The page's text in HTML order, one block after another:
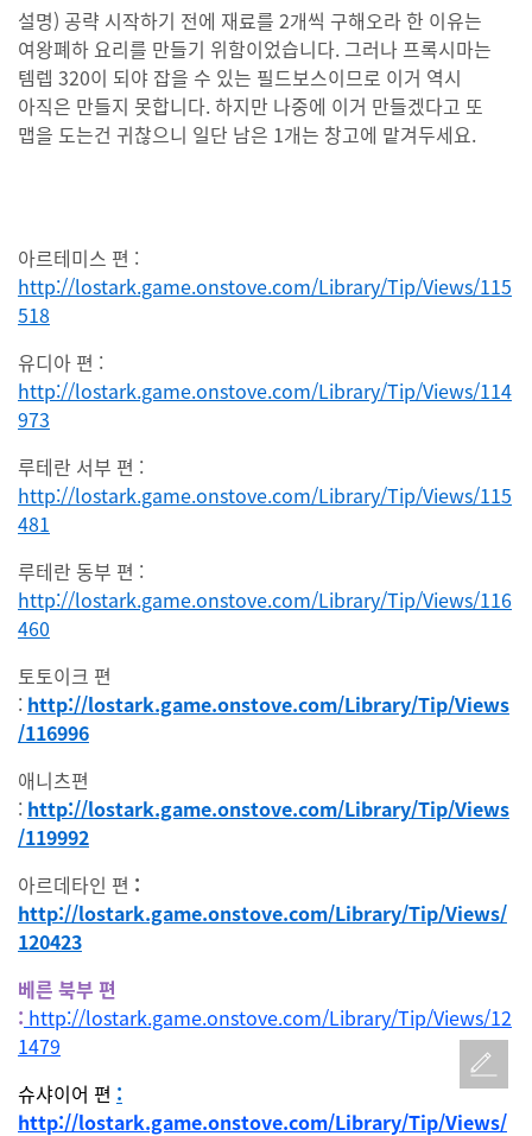
설명) 공략 시작하기 전에 재료를 2개씩 구해오라 한 이유는
여왕폐하 요리를 만들기 위함이었습니다. 그러나 프록시마는
템렙 320이 되야 잡을 수 있는 필드보스이므로 이거 역시
아직은 만들지 못합니다. 하지만 나중에 이거 만들겠다고 또
맵을 도는건 귀찮으니 일단 남은 1개는 창고에 맡겨두세요.
아르테미스 편 :
http://lostark.game.onstove.com/Library/Tip/Views/115
518
유디아 편 :
http://lostark.game.onstove.com/Library/Tip/Views/114
973
루테란 서부 편 :
http://lostark.game.onstove.com/Library/Tip/Views/115
481
루테란 동부 편 :
http://lostark.game.onstove.com/Library/Tip/Views/116
460
토토이크 편
: http://lostark.game.onstove.com/Library/Tip/Views
/116996
애니츠편
: http://lostark.game.onstove.com/Library/Tip/Views
/119992
아르데타인 편 :
http://lostark.game.onstove.com/Library/Tip/Views/
120423
베른 북부 편
: http://lostark.game.onstove.com/Library/Tip/Views/12
1479
슈샤이어 편 :
http://lostark.game.onstove.com/Library/Tip/Views/